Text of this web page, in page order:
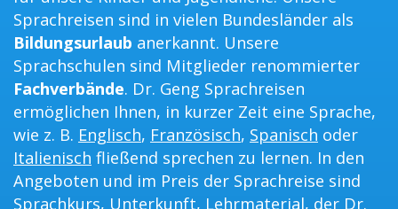
Sprachreisen sind in vielen Bundesländer als
Bildungsurlaub anerkannt. Unsere
Sprachschulen sind Mitglieder renommierter
Fachverbände. Dr. Geng Sprachreisen
ermöglichen Ihnen, in kurzer Zeit eine Sprache,
wie z. B. Englisch, Französisch, Spanisch oder
Italienisch fließend sprechen zu lernen. In den
Angeboten und im Preis der Sprachreise sind
Sprachkurs, Unterkunft, Lehrmaterial, der Dr.